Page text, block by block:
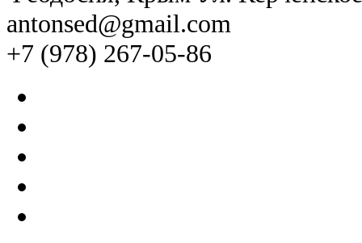
antonsed@gmail.com
+7 (978) 267-05-86